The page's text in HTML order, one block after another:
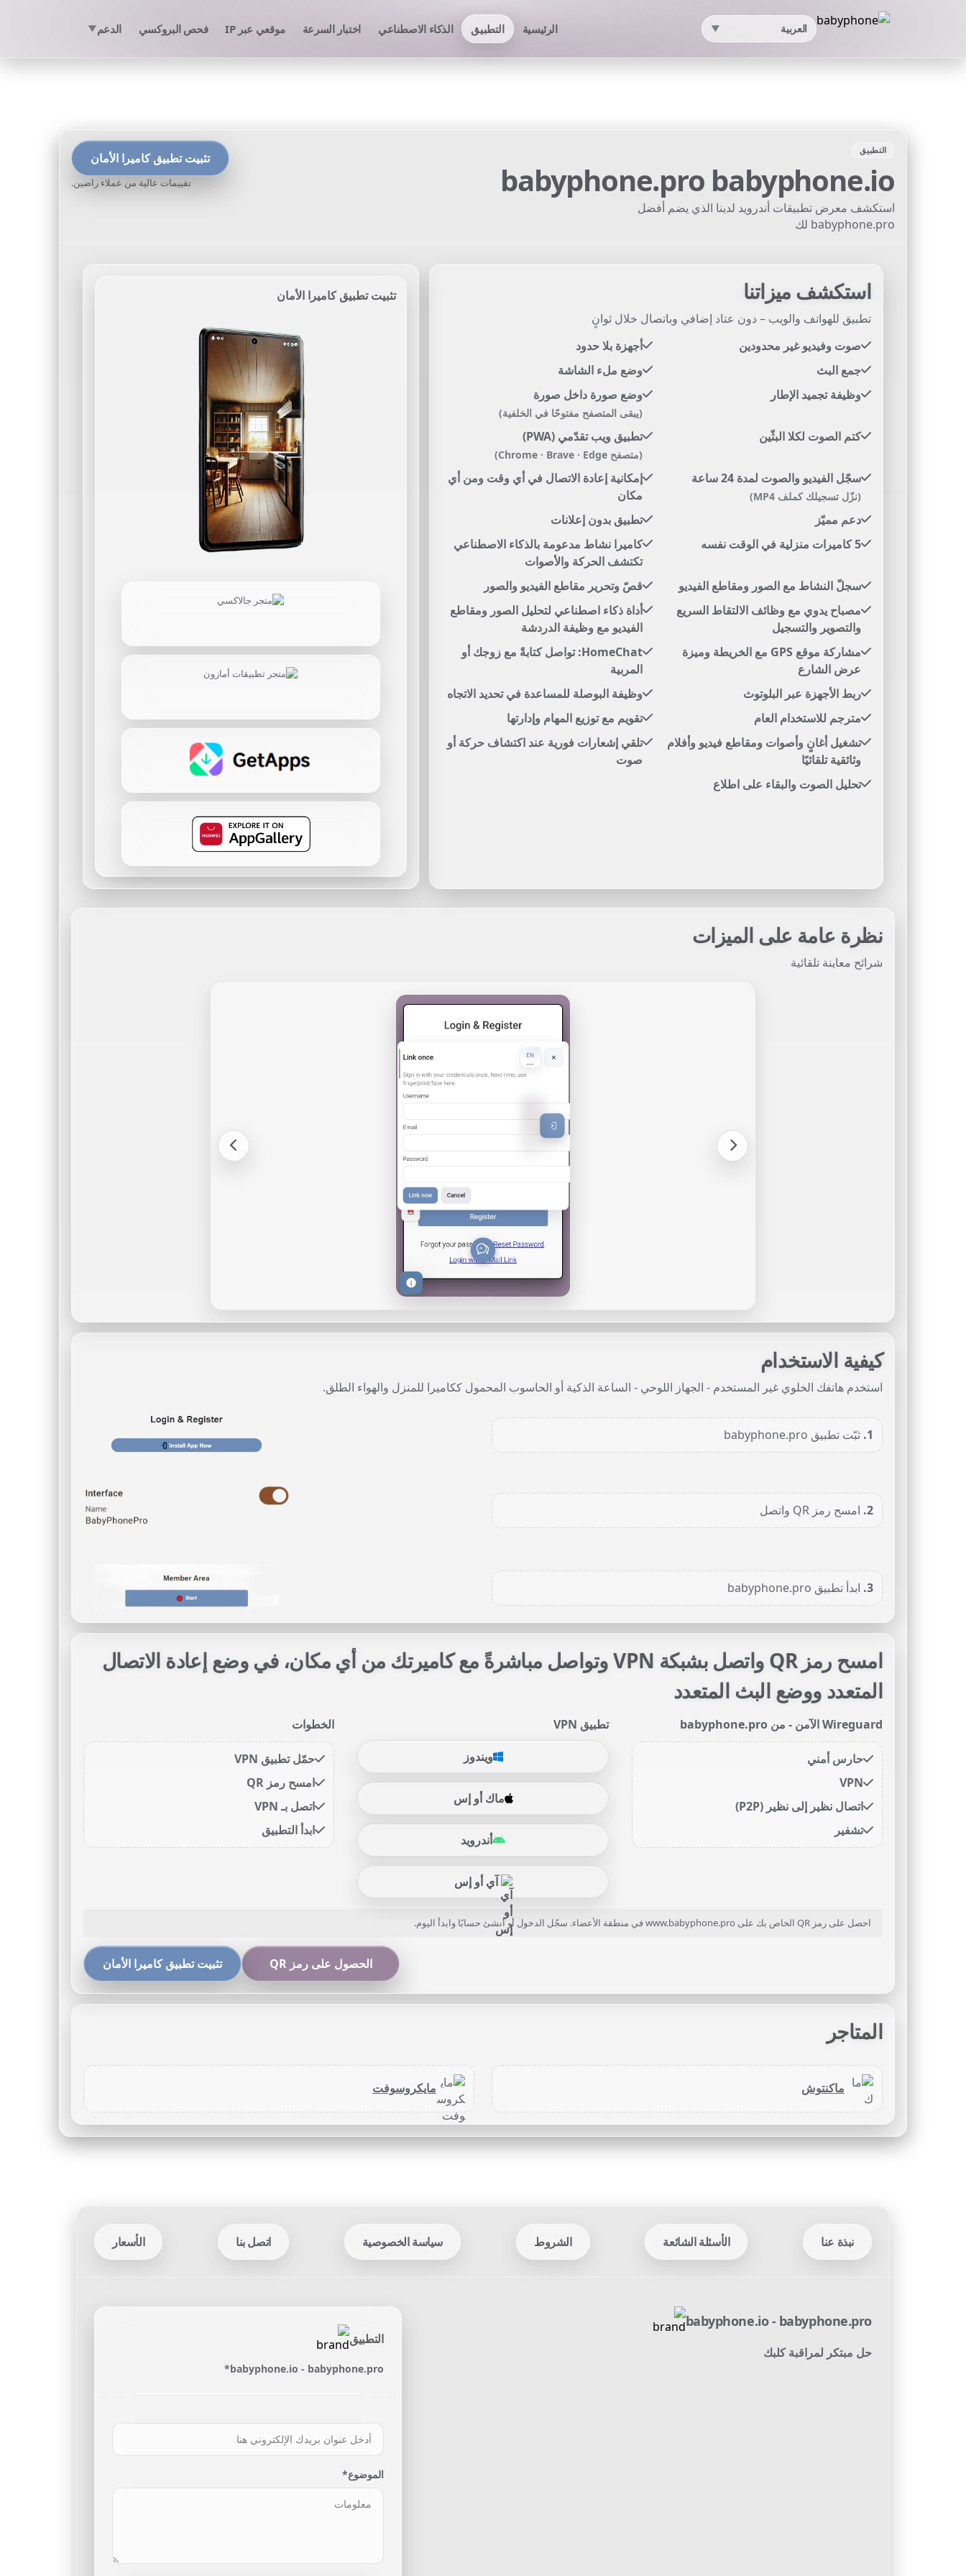
العربية ▼ الرئيسية التطبيق الذكاء الاصطناعي اختبار السرعة موقعي عبر IP فحص البروكسي الدعم▼
التطبيق
babyphone.pro babyphone.io
استكشف معرض تطبيقات أندرويد لدينا الذي يضم أفضل
babyphone.pro لك
تثبيت تطبيق كاميرا الأمان
تقييمات عالية من عملاء راضين.
استكشف ميزاتنا
تطبيق للهواتف والويب – دون عتاد إضافي وباتصال خلال ثوانٍ
صوت وفيديو غير محدودين
أجهزة بلا حدود
جمع البث
وضع ملء الشاشة
وظيفة تجميد الإطار
وضع صورة داخل صورة
(يبقى المتصفح مفتوحًا في الخلفية)
كتم الصوت لكلا البثّين تطبيق ويب تقدّمي (PWA)
(متصفح Chrome · Brave · Edge)
سجّل الفيديو والصوت لمدة 24 ساعة
(نزّل تسجيلك كملف MP4)
إمكانية إعادة الاتصال في أي وقت ومن أي
مكان
دعم مميّز
تطبيق بدون إعلانات
5 كاميرات منزلية في الوقت نفسه
كاميرا نشاط مدعومة بالذكاء الاصطناعي
تكتشف الحركة والأصوات
سجلّ النشاط مع الصور ومقاطع الفيديو
قصّ وتحرير مقاطع الفيديو والصور
مصباح يدوي مع وظائف الالتقاط السريع
والتصوير والتسجيل
أداة ذكاء اصطناعي لتحليل الصور ومقاطع
الفيديو مع وظيفة الدردشة
مشاركة موقع GPS مع الخريطة وميزة
عرض الشارع
HomeChat: تواصل كتابةً مع زوجك أو
المربية
ربط الأجهزة عبر البلوتوث
وظيفة البوصلة للمساعدة في تحديد الاتجاه
مترجم للاستخدام العام
تقويم مع توزيع المهام وإدارتها
تشغيل أغانٍ وأصوات ومقاطع فيديو وأفلام
وثائقية تلقائيًا
تلقي إشعارات فورية عند اكتشاف حركة أو
صوت
تحليل الصوت والبقاء على اطلاع
تثبيت تطبيق كاميرا الأمان
نظرة عامة على الميزات
شرائح معاينة تلقائية
كيفية الاستخدام
استخدم هاتفك الخلوي غير المستخدم - الجهاز اللوحي - الساعة الذكية أو الحاسوب المحمول ككاميرا للمنزل والهواء الطلق.
1. ثبّت تطبيق babyphone.pro
2. امسح رمز QR واتصل
3. ابدأ تطبيق babyphone.pro
امسح رمز QR واتصل بشبكة VPN وتواصل مباشرةً مع كاميرتك من أي مكان، في وضع إعادة الاتصال
المتعدد ووضع البث المتعدد
Wireguard الآمن - من babyphone.pro
حارس أمني
VPN
اتصال نظير إلى نظير (P2P)
تشفير
تطبيق VPN
ويندوز
ماك أو إس
أندرويد
آي أو إس
الخطوات
حمّل تطبيق VPN
امسح رمز QR
اتصل بـ VPN
ابدأ التطبيق
احصل على رمز QR الخاص بك على www.babyphone.pro في منطقة الأعضاء. سجّل الدخول أو أنشئ حسابًا وابدأ اليوم.
الحصول على رمز QR تثبيت تطبيق كاميرا الأمان
المتاجر
ماكنتوش مايكروسوفت
نبذة عنا الأسئلة الشائعة الشروط سياسة الخصوصية اتصل بنا الأسعار
babyphone.io - babyphone.pro
حل مبتكر لمراقبة كلبك
التطبيق
babyphone.io - babyphone.pro*
الموضوع*